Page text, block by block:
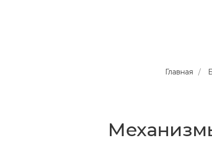
Главная /